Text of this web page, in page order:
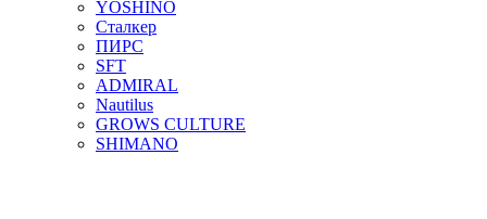
YOSHINO
Сталкер
ПИРС
SFT
ADMIRAL
Nautilus
GROWS CULTURE
SHIMANO